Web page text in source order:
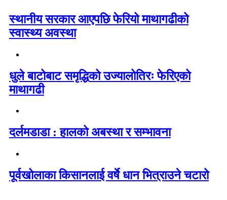
स्थानीय सरकार आएपछि फेरियो माथागढीको
स्वास्थ्य अवस्था
धुले बाटोबाट समृद्धिको उज्यालोतिरः फेरिएको
माथागढी
दर्लमडाडा : हालको अबस्था र सम्भावना
पूर्वखोलाका किसानलाई वर्षे धान भित्राउने चटारो